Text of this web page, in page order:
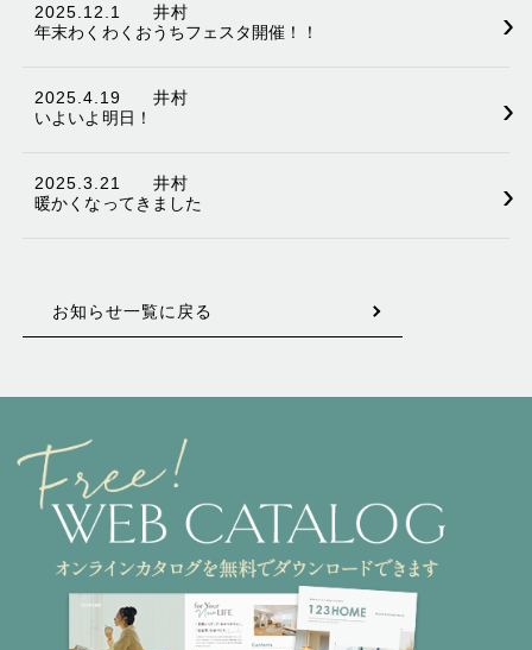
2025.12.1
井村
年末わくわくおうちフェスタ開催！！
›
2025.4.19
井村
いよいよ明日！
›
2025.3.21
井村
暖かくなってきました
›
お知らせ一覧に戻る